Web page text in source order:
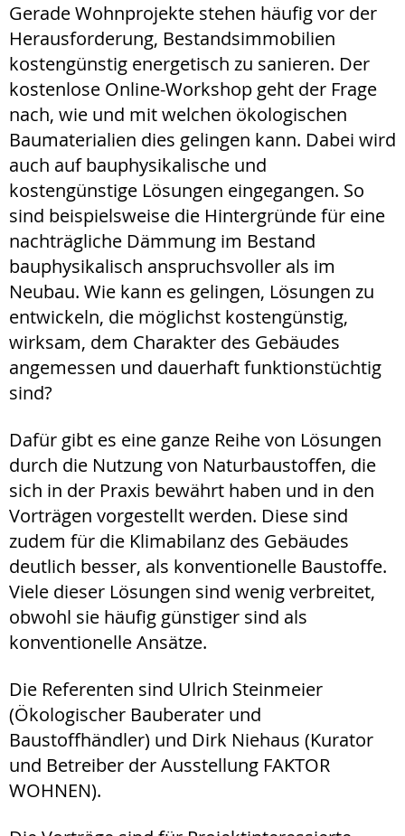
Gerade Wohnprojekte stehen häufig vor der
Herausforderung, Bestandsimmobilien
kostengünstig energetisch zu sanieren. Der
kostenlose Online-Workshop geht der Frage
nach, wie und mit welchen ökologischen
Baumaterialien dies gelingen kann. Dabei wird
auch auf bauphysikalische und
kostengünstige Lösungen eingegangen. So
sind beispielsweise die Hintergründe für eine
nachträgliche Dämmung im Bestand
bauphysikalisch anspruchsvoller als im
Neubau. Wie kann es gelingen, Lösungen zu
entwickeln, die möglichst kostengünstig,
wirksam, dem Charakter des Gebäudes
angemessen und dauerhaft funktionstüchtig
sind?
Dafür gibt es eine ganze Reihe von Lösungen
durch die Nutzung von Naturbaustoffen, die
sich in der Praxis bewährt haben und in den
Vorträgen vorgestellt werden. Diese sind
zudem für die Klimabilanz des Gebäudes
deutlich besser, als konventionelle Baustoffe.
Viele dieser Lösungen sind wenig verbreitet,
obwohl sie häufig günstiger sind als
konventionelle Ansätze.
Die Referenten sind Ulrich Steinmeier
(Ökologischer Bauberater und
Baustoffhändler) und Dirk Niehaus (Kurator
und Betreiber der Ausstellung FAKTOR
WOHNEN).